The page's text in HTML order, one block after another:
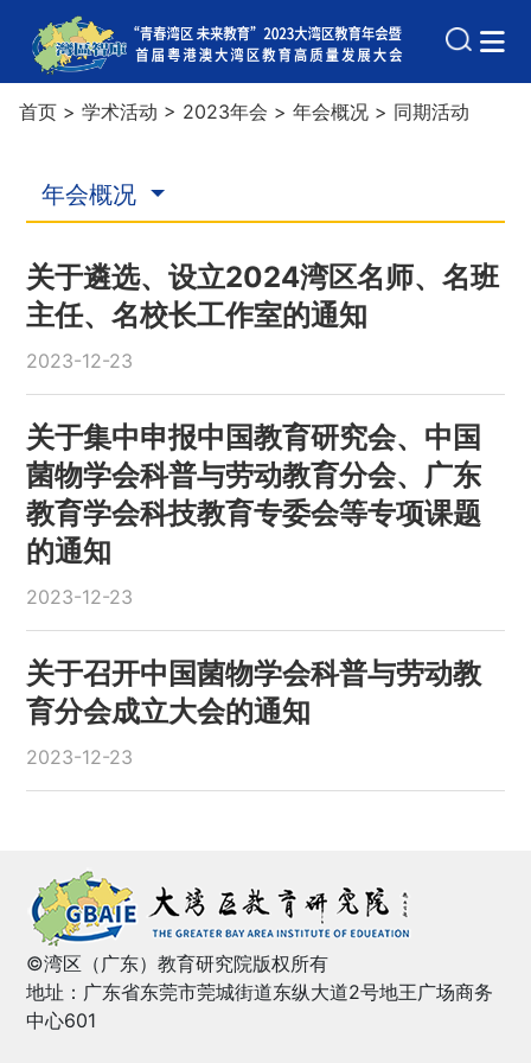
首页 > 学术活动 > 2023年会 > 年会概况 > 同期活动
年会概况
关于遴选、设立2024湾区名师、名班
主任、名校长工作室的通知
2023-12-23
关于集中申报中国教育研究会、中国
菌物学会科普与劳动教育分会、广东
教育学会科技教育专委会等专项课题
的通知
2023-12-23
关于召开中国菌物学会科普与劳动教
育分会成立大会的通知
2023-12-23
©湾区（广东）教育研究院版权所有
地址：广东省东莞市莞城街道东纵大道2号地王广场商务
中心601